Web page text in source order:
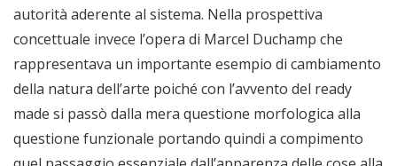
autorità aderente al sistema. Nella prospettiva
concettuale invece l’opera di Marcel Duchamp che
rappresentava un importante esempio di cambiamento
della natura dell’arte poiché con l’avvento del ready
made si passò dalla mera questione morfologica alla
questione funzionale portando quindi a compimento